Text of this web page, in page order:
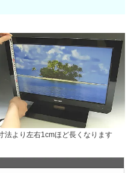
より左右1cmほど長くなります